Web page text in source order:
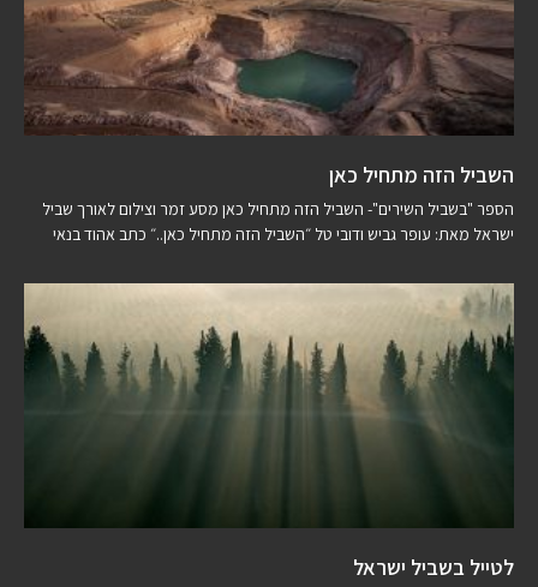
השביל הזה מתחיל כאן
הספר "בשביל השירים"- השביל הזה מתחיל כאן מסע זמר וצילום לאורך שביל
ישראל מאת: עופר גביש ודובי טל ״השביל הזה מתחיל כאן..״ כתב אהוד בנאי
לטייל בשביל ישראל